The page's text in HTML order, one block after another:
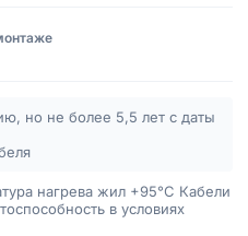
но не более 5,5 лет с даты
нагрева жил +95°C Кабели
в условиях